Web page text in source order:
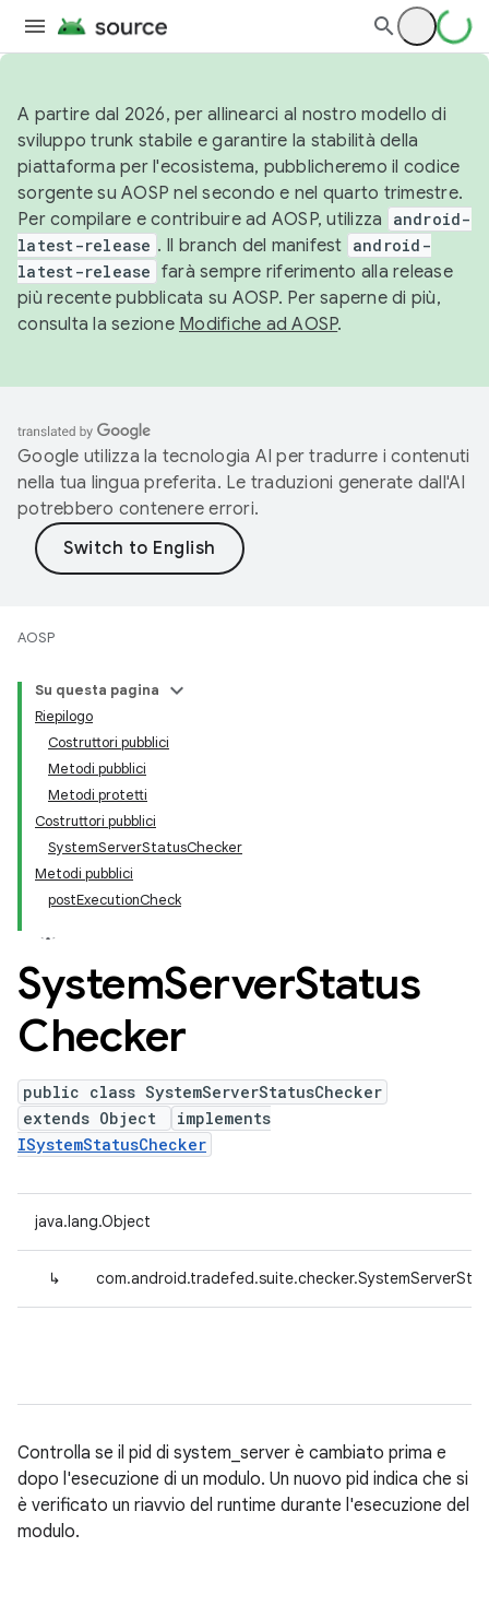
A partire dal 2026, per allinearci al nostro modello di
sviluppo trunk stabile e garantire la stabilità della
piattaforma per l'ecosistema, pubblicheremo il codice
sorgente su AOSP nel secondo e nel quarto trimestre.
Per compilare e contribuire ad AOSP, utilizza
android-
latest-release . Il branch del manifest android-
latest-release farà sempre riferimento alla release
più recente pubblicata su AOSP. Per saperne di più,
consulta la sezione Modifiche ad AOSP.
Google utilizza la tecnologia AI per tradurre i contenuti
nella tua lingua preferita. Le traduzioni generate dall'AI
potrebbero contenere errori.
AOSP
Su questa pagina
Riepilogo
Costruttori pubblici
Metodi pubblici
Metodi protetti
Costruttori pubblici
SystemServerStatusChecker
Metodi pubblici
postExecutionCheck
SystemServerStatus
Checker
public class SystemServerStatusChecker
extends Object
implements
ISystemStatusChecker
java.lang.Object
↳
Controlla se il pid di system_server è cambiato prima e
dopo l'esecuzione di un modulo. Un nuovo pid indica che si
è verificato un riavvio del runtime durante l'esecuzione del
modulo.